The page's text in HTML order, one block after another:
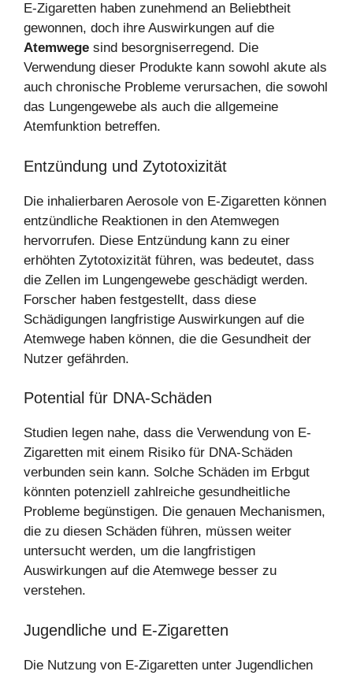
E-Zigaretten haben zunehmend an Beliebtheit
gewonnen, doch ihre Auswirkungen auf die
Atemwege sind besorgniserregend. Die
Verwendung dieser Produkte kann sowohl akute als
auch chronische Probleme verursachen, die sowohl
das Lungengewebe als auch die allgemeine
Atemfunktion betreffen.
Entzündung und Zytotoxizität
Die inhalierbaren Aerosole von E-Zigaretten können
entzündliche Reaktionen in den Atemwegen
hervorrufen. Diese Entzündung kann zu einer
erhöhten Zytotoxizität führen, was bedeutet, dass
die Zellen im Lungengewebe geschädigt werden.
Forscher haben festgestellt, dass diese
Schädigungen langfristige Auswirkungen auf die
Atemwege haben können, die die Gesundheit der
Nutzer gefährden.
Potential für DNA-Schäden
Studien legen nahe, dass die Verwendung von E-
Zigaretten mit einem Risiko für DNA-Schäden
verbunden sein kann. Solche Schäden im Erbgut
könnten potenziell zahlreiche gesundheitliche
Probleme begünstigen. Die genauen Mechanismen,
die zu diesen Schäden führen, müssen weiter
untersucht werden, um die langfristigen
Auswirkungen auf die Atemwege besser zu
verstehen.
Jugendliche und E-Zigaretten
Die Nutzung von E-Zigaretten unter Jugendlichen